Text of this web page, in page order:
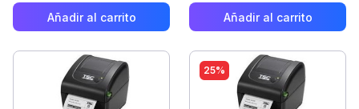
Añadir al carrito Añadir al carrito
25%